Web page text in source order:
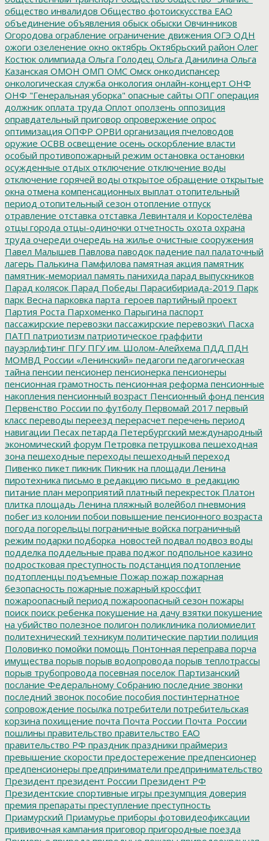
общество инвалидов Общество фотоискусства ЕАО
объединение объявления обыск обыски Овчинников
Огородова ограбление ограничение движения ОГЭ ОДН
ожоги озеленение окно октябрь Октябрьский район Олег
Костюк олимпиада Ольга Голодец Ольга Данилина Ольга
Казанская ОМОН ОМП ОМС Омск онкодиспансер
онкологическая служба онкология онлайн-концерт ОНФ
ОНФ "Генеральная уборка" опасные сайты ОПГ операция
должник оплата труда Оплот оползень оппозиция
оправдательный приговор опровержение опрос
оптимизация ОПФР ОРВИ организация пчеловодов
оружие ОСВВ освещение осень оскорбление власти
особый противопожарный режим остановка остановки
осужденные отдых отключение отключение воды
отключение горячей воды открытое обращение открытые
окна отмена компенсационных выплат отопительный
период отопительный сезон отопление отпуск
отравление отставка отставка Левинталя и Коростелёва
отцы города отцы-одиночки отчетность охота охрана
труда очереди очередь на жилье очистные сооружения
Павел Малышев Павлова паводок падение пал палаточный
лагерь Палькина Памфилова памятная акция памятник
памятник-мемориал память панихида парад выпускников
Парад колясок Парад Победы Парасибириада-2019 Парк
парк Весна парковка парта_героев партийный проект
Партия Роста Пархоменко Парыгина паспорт
пассажирские перевозки пассажирские перевозки\ Пасха
ПАТП патриотизм патриотическое граффити
пауэрлифтинг ПГУПГУ им. Шолом-Алейхема ПДД ПДН
МОМВД России «Ленинский» педагоги педагогическая
тайна пенсии пенсионер пенсионерка пенсионеры
пенсионная грамотность пенсионная реформа пенсионные
накопления пенсионный возраст Пенсионный фонд пенсия
Первенство России по футболу Первомай 2017 первый
класс переводы переезд перерасчет перечень период
навигации Песах петарда Петербургский международный
экономический форум Петровка петрушкова пешеходная
зона пешеходные переходы пешеходный переход
Пивенко пикет пикник Пикник на площади Ленина
пиротехника письмо в редакцию письмо_в_редакцию
питание план мероприятий платный перекресток Платон
плитка площадь Ленина пляжный волейбол пневмония
побег из колонии побои повышение пенсионного возраста
погода погорельцы пограничные войска пограничный
режим подарки подборка_новостей подвал подвоз воды
подделка поддельные права поджог подпольное казино
подростковая преступность подстанция подтопление
подтопленцы подъемные Пожар пожар пожарная
безопасность пожарные пожарный кроссфит
пожароопасный период пожароопасный сезон пожары
поиск поиск ребенка покушение на дачу взятки покушение
на убийство полезное полигон поликлиника полиомиелит
политехнический техникум политические партии полиция
Половинко помойки помощь Понтонная переправа порча
имущества порыв порыв водопровода порыв теплотрассы
порыв трубопровода посевная поселок Партизанский
послание Федеральному Собранию последние звонки
последний звонок пособие пособия постинтернатное
сопровождение посылка потребители потребительская
корзина похищение почта Почта России Почта_России
пошлины правительство правительство ЕАО
правительство РФ праздник праздники праймериз
превышение скорости предостережение предпенсионер
предпенсионеры предприниматели предпринимательство
Президент президент России Президент РФ
Президентские спортивные игры презумпция доверия
премия препараты преступление преступность
Приамурский Приамурье приборы фотовидеофиксации
прививочная кампания приговор пригородные поезда